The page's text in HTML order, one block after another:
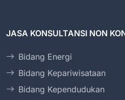
JASA KONSULTANSI NON
Bidang Energi
Bidang Kepariwisataan
Bidang Kependudukan